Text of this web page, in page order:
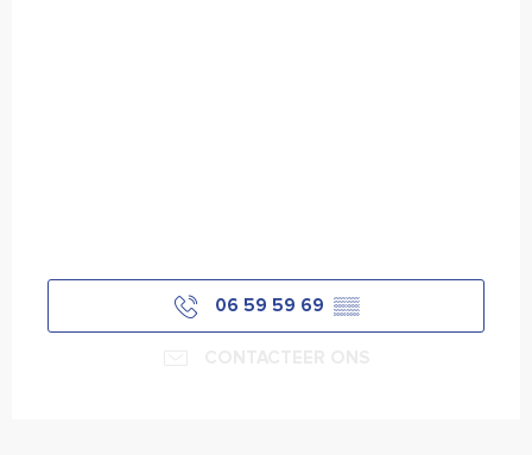
06 59 59 69 ▒▒